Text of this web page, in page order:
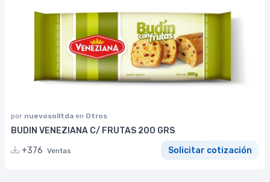
por nuevosolltda en Otros
BUDIN VENEZIANA C/ FRUTAS 200 GRS
+376 Ventas Solicitar cotización